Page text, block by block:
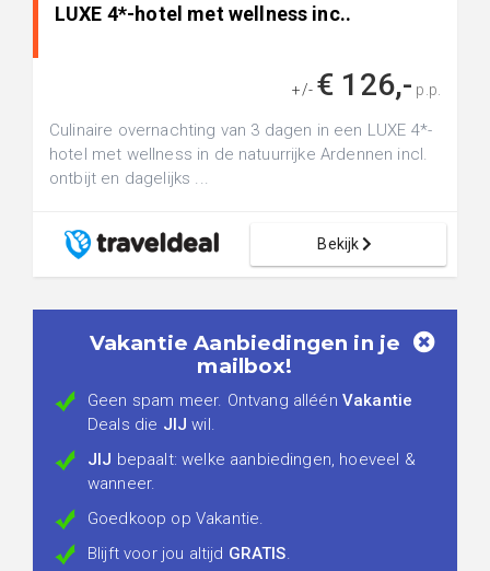
LUXE 4*-hotel met wellness inc..
+/- € 126,- p.p.
Culinaire overnachting van 3 dagen in een LUXE 4*-
hotel met wellness in de natuurrijke Ardennen incl.
ontbijt en dagelijks ...
Bekijk
Vakantie Aanbiedingen in je
mailbox!
Geen spam meer. Ontvang alléén Vakantie
Deals die JIJ wil.
JIJ bepaalt: welke aanbiedingen, hoeveel &
wanneer.
Goedkoop op Vakantie.
Blijft voor jou altijd GRATIS.